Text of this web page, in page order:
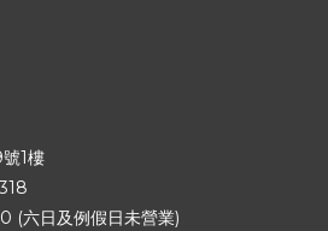
1樓
(六日及例假日未營業)